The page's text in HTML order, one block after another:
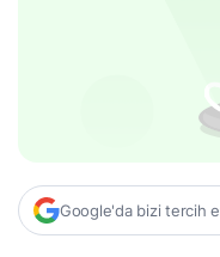
Google'da bizi tercih